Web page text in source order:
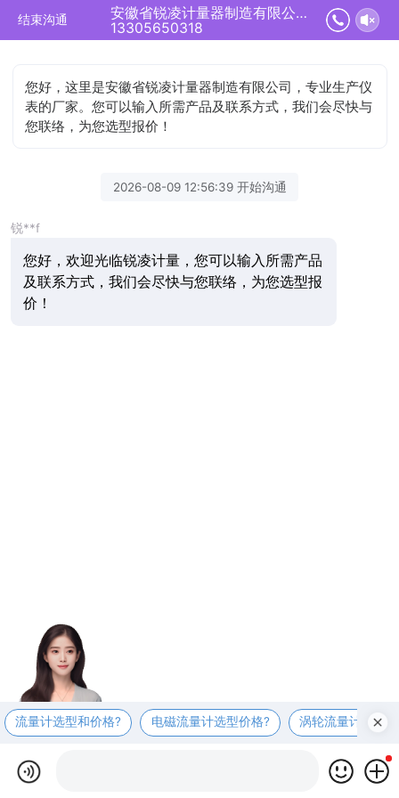
结束沟通
安徽省锐凌计量器制造有限公司正在为您服务
13305650318
您好，这里是安徽省锐凌计量器制造有限公司，专业生产仪
表的厂家。您可以输入所需产品及联系方式，我们会尽快与
您联络，为您选型报价！
2026-08-09 12:56:39 开始沟通
锐**f
您好，欢迎光临锐凌计量，您可以输入所需产品
及联系方式，我们会尽快与您联络，为您选型报
价！
流量计选型和价格? 电磁流量计选型价格? 涡轮流量计选型